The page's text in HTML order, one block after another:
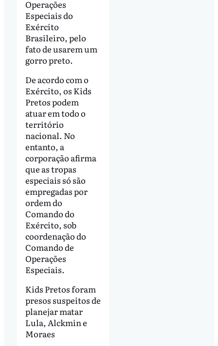
Operações
Especiais do
Exército
Brasileiro, pelo
fato de usarem um
gorro preto.
De acordo com o
Exército, os Kids
Pretos podem
atuar em todo o
território
nacional. No
entanto, a
corporação afirma
que as tropas
especiais só são
empregadas por
ordem do
Comando do
Exército, sob
coordenação do
Comando de
Operações
Especiais.
Kids Pretos foram
presos suspeitos de
planejar matar
Lula, Alckmin e
Moraes